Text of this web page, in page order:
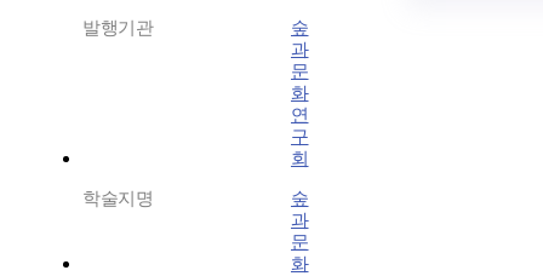
발행기관
숲
과
문
화
연
구
회
학술지명
숲
과
문
화